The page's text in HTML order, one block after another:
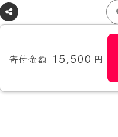
寄付金額 15,500 円